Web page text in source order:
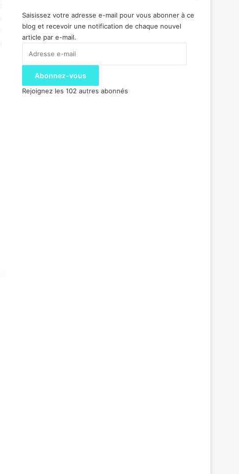
Saisissez votre adresse e-mail pour vous abonner à ce
blog et recevoir une notification de chaque nouvel
article par e-mail.
e-
Abonnez-vous
Rejoignez les 102 autres abonnés